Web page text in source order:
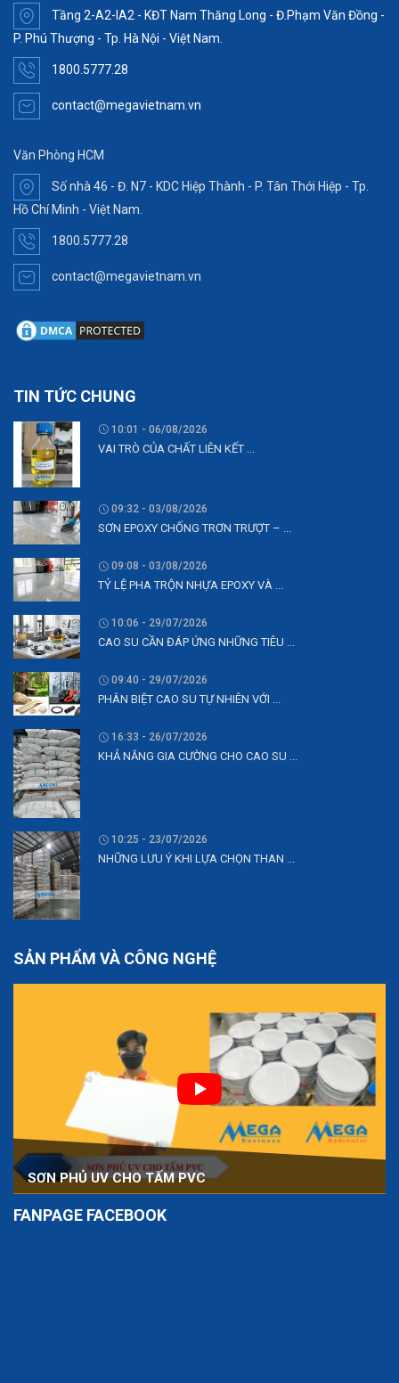
Tầng 2-A2-IA2 - KĐT Nam Thăng Long - Đ.Phạm Văn Đồng -
P. Phú Thượng - Tp. Hà Nội - Việt Nam.
1800.5777.28
contact@megavietnam.vn
Văn Phòng HCM
Số nhà 46 - Đ. N7 - KDC Hiệp Thành - P. Tân Thới Hiệp - Tp.
Hồ Chí Minh - Việt Nam.
1800.5777.28
contact@megavietnam.vn
TIN TỨC CHUNG
10:01 - 06/08/2026
VAI TRÒ CỦA CHẤT LIÊN KẾT ...
09:32 - 03/08/2026
SƠN EPOXY CHỐNG TRƠN TRƯỢT – ...
09:08 - 03/08/2026
TỶ LỆ PHA TRỘN NHỰA EPOXY VÀ ...
10:06 - 29/07/2026
CAO SU CẦN ĐÁP ỨNG NHỮNG TIÊU ...
09:40 - 29/07/2026
PHÂN BIỆT CAO SU TỰ NHIÊN VỚI ...
16:33 - 26/07/2026
KHẢ NĂNG GIA CƯỜNG CHO CAO SU ...
10:25 - 23/07/2026
NHỮNG LƯU Ý KHI LỰA CHỌN THAN ...
SẢN PHẨM VÀ CÔNG NGHỆ
SƠN PHỦ UV CHO TẤM PVC
FANPAGE FACEBOOK